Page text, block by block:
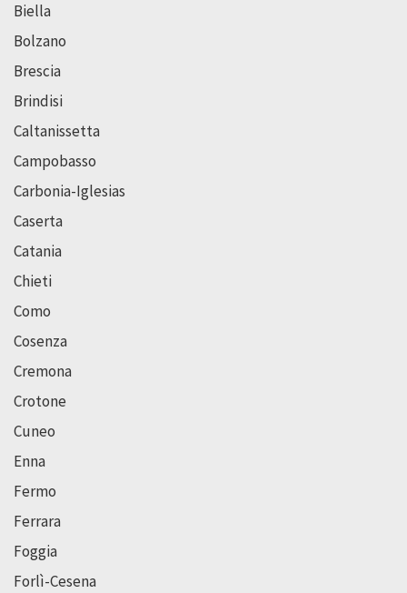
Biella
Bolzano
Brescia
Brindisi
Caltanissetta
Campobasso
Carbonia-Iglesias
Caserta
Catania
Chieti
Como
Cosenza
Cremona
Crotone
Cuneo
Enna
Fermo
Ferrara
Foggia
Forlì-Cesena